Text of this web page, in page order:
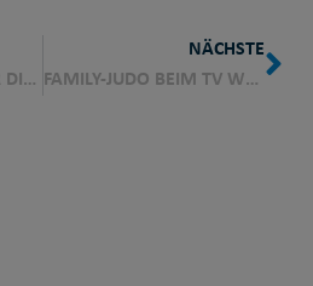
NEUE KYU-GRADE FÜR DIE JUDO-LIONS DES TV WEHEN
NÄCHSTE
FAMILY-JUDO BEIM TV WEHEN